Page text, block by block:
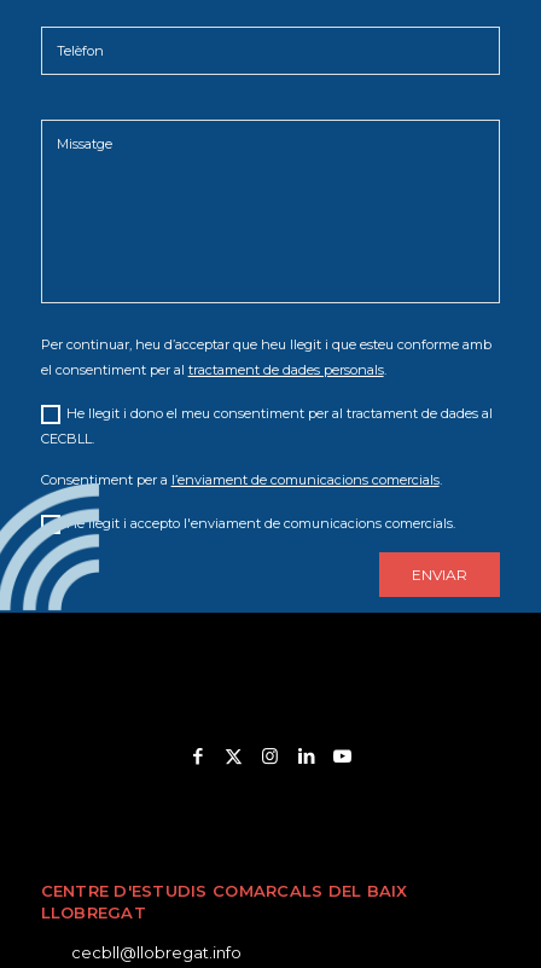
Per continuar, heu d’acceptar que heu llegit i que esteu conforme amb
el consentiment per al tractament de dades personals.
He llegit i dono el meu consentiment per al tractament de dades al
CECBLL.
Consentiment per a l’enviament de comunicacions comercials.
He llegit i accepto l'enviament de comunicacions comercials.
CENTRE D'ESTUDIS COMARCALS DEL BAIX
LLOBREGAT
cecbll@llobregat.info